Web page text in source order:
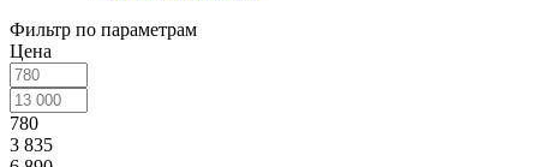
Фильтр по параметрам
Цена
780
3 835